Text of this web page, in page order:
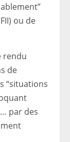
ou de
rendu
de
“situations
par des